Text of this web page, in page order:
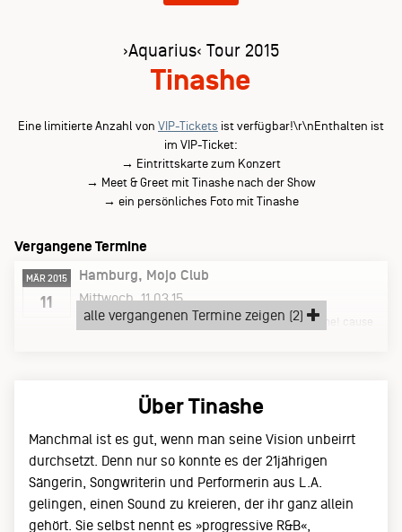
›Aquarius‹ Tour 2015
Tinashe
Eine limitierte Anzahl von VIP-Tickets ist verfügbar!\r\nEnthalten ist
im VIP-Ticket:
→ Eintrittskarte zum Konzert
→ Meet & Greet mit Tinashe nach der Show
→ ein persönliches Foto mit Tinashe
Vergangene Termine
MÄR 2015
11
Hamburg
Mojo Club
Mittwoch, 11.03.15
support:Crew Love:DJ NastyMind | Dj Funkmachine! cause
alle vergangenen Termine zeigen (2)
Über Tinashe
Manchmal ist es gut, wenn man seine Vision unbeirrt
durchsetzt. Denn nur so konnte es der 21jährigen
Sängerin, Songwriterin und Performerin aus L.A.
gelingen, einen Sound zu kreieren, der ihr ganz allein
gehört. Sie selbst nennt es »progressive R&B«,